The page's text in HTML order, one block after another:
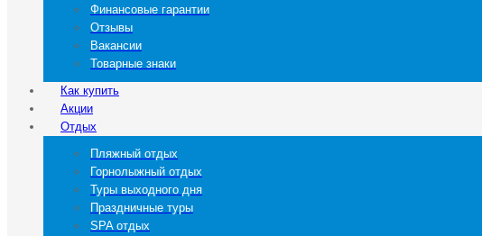
Финансовые гарантии
Отзывы
Вакансии
Товарные знаки
Как купить
Акции
Отдых
Пляжный отдых
Горнолыжный отдых
Туры выходного дня
Праздничные туры
SPA отдых